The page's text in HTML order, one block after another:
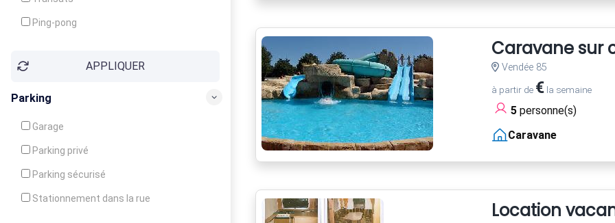
Ping-pong
Jeux d'enfantsAPPLIQUER
Parking
Garage
Parking privé
Parking sécurisé
Stationnement dans la rue
Caravane sur
Vendée 85
à partir de €la semaine
5personne(s)
Caravane
Location